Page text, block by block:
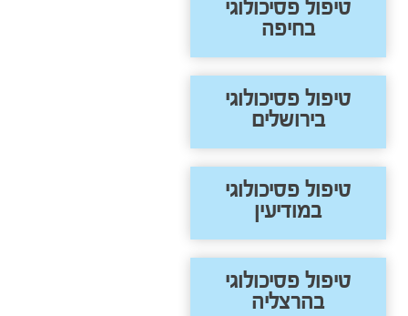
טיפול פסיכולוגי
בחיפה
טיפול פסיכולוגי
בירושלים
טיפול פסיכולוגי
במודיעין
טיפול פסיכולוגי
בהרצליה